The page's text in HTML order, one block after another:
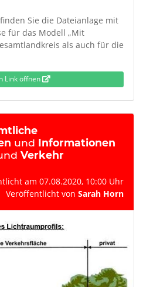
Sie die Dateianlage mit
für das Modell „Mit
als auch für die
Link öffnen
und Informationen
Verkehr
am 07.08.2020, 10:00 Uhr
Veröffentlicht von Sarah Horn